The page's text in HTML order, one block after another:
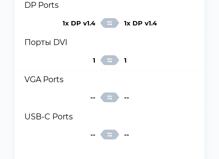
DP Ports
1x DP v1.4 1x DP v1.4
Порты DVI
1 1
VGA Ports
-- --
USB-C Ports
-- --